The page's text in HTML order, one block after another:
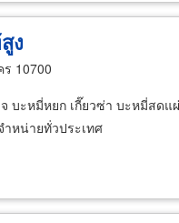
ง
10700
บะหมี่หยก เกี๊ยวซ่า บะหมี่สดแ
หน่ายทั่วประเทศ